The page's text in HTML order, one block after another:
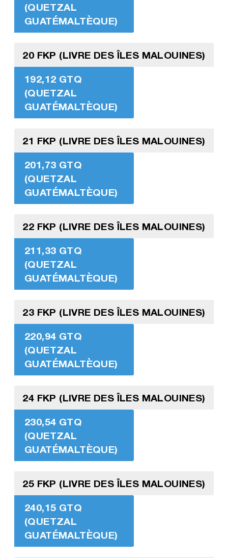
(QUETZAL
GUATÉMALTÈQUE)
20 FKP (LIVRE DES ÎLES MALOUINES)
192,12 GTQ
(QUETZAL
GUATÉMALTÈQUE)
21 FKP (LIVRE DES ÎLES MALOUINES)
201,73 GTQ
(QUETZAL
GUATÉMALTÈQUE)
22 FKP (LIVRE DES ÎLES MALOUINES)
211,33 GTQ
(QUETZAL
GUATÉMALTÈQUE)
23 FKP (LIVRE DES ÎLES MALOUINES)
220,94 GTQ
(QUETZAL
GUATÉMALTÈQUE)
24 FKP (LIVRE DES ÎLES MALOUINES)
230,54 GTQ
(QUETZAL
GUATÉMALTÈQUE)
25 FKP (LIVRE DES ÎLES MALOUINES)
240,15 GTQ
(QUETZAL
GUATÉMALTÈQUE)